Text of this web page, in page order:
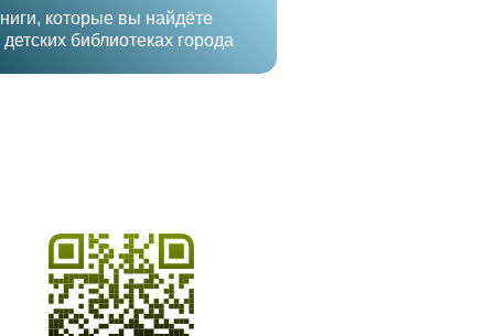
которые вы найдёте
детских библиотеках города